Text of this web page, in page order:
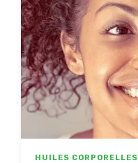
HUILES CORPORELLES